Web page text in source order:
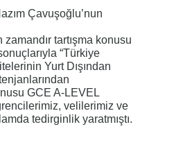
Çavuşoğlu’nun
tartışma konusu
“Türkiye
Yurt Dışından
GCE A-LEVEL
velilerimiz ve
tedirginlik yaratmıştı.